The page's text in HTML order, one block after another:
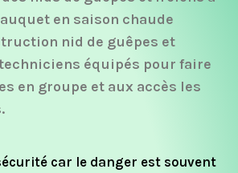
en saison chaude
nid de guêpes et
équipés pour faire
en groupe et aux accès les
car le danger est souvent